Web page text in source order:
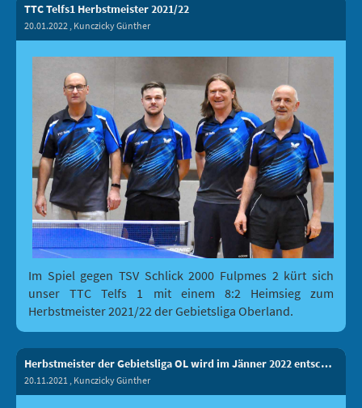
TTC Telfs1 Herbstmeister 2021/22
20.01.2022 , Kunczicky Günther
Im Spiel gegen TSV Schlick 2000 Fulpmes 2 kürt sich
unser TTC Telfs 1 mit einem 8:2 Heimsieg zum
Herbstmeister 2021/22 der Gebietsliga Oberland.
Herbstmeister der Gebietsliga OL wird im Jänner 2022 entschieden
20.11.2021 , Kunczicky Günther